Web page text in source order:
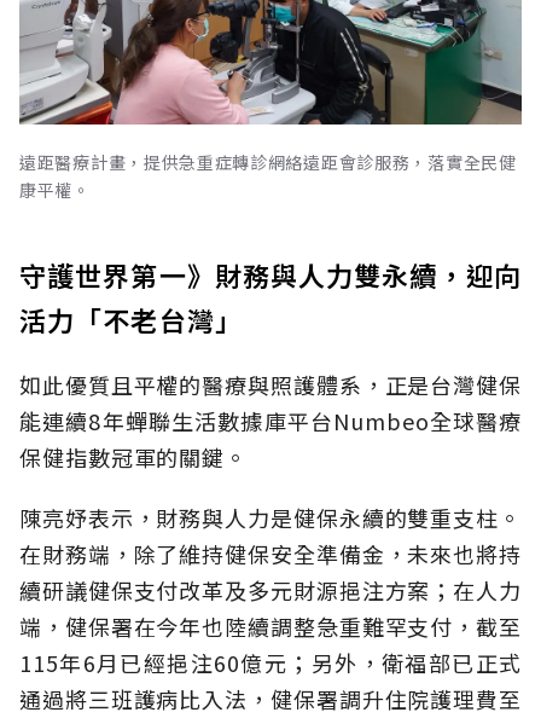
遠距醫療計畫，提供急重症轉診網絡遠距會診服務，落實全民健
康平權。
守護世界第一》財務與人力雙永續，迎向
活力「不老台灣」
如此優質且平權的醫療與照護體系，正是台灣健保
能連續8年蟬聯生活數據庫平台Numbeo全球醫療
保健指數冠軍的關鍵。
陳亮妤表示，財務與人力是健保永續的雙重支柱。
在財務端，除了維持健保安全準備金，未來也將持
續研議健保支付改革及多元財源挹注方案；在人力
端，健保署在今年也陸續調整急重難罕支付，截至
115年6月已經挹注60億元；另外，衛福部已正式
通過將三班護病比入法，健保署調升住院護理費至